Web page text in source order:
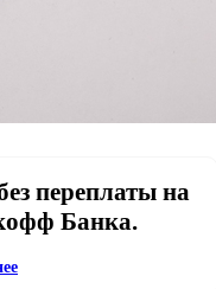
переплаты на
Банка.